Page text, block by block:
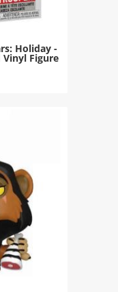
Holiday -
Figure